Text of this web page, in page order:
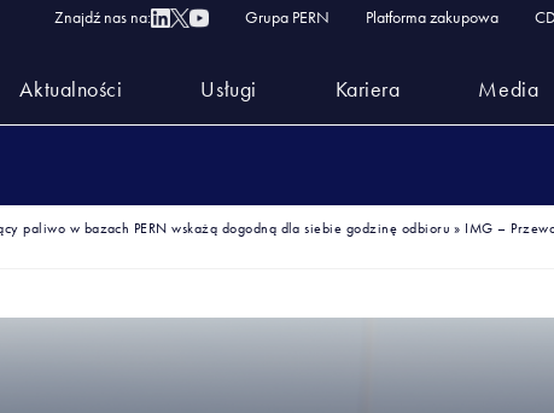
Znajdź nas na: Grupa PERN Platforma zakupowa
Aktualności Usługi Kariera Media
paliwo w bazach PERN wskażą dogodną dla siebie godzinę odbioru » IMG –